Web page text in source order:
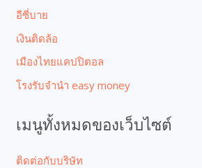
อีซี่บาย
เงินติดล้อ
เมืองไทยแคปปิตอล
โรงรับจํานํา easy money
เมนูทั้งหมดของเว็บไซต์
ติดต่อกับบริษัท